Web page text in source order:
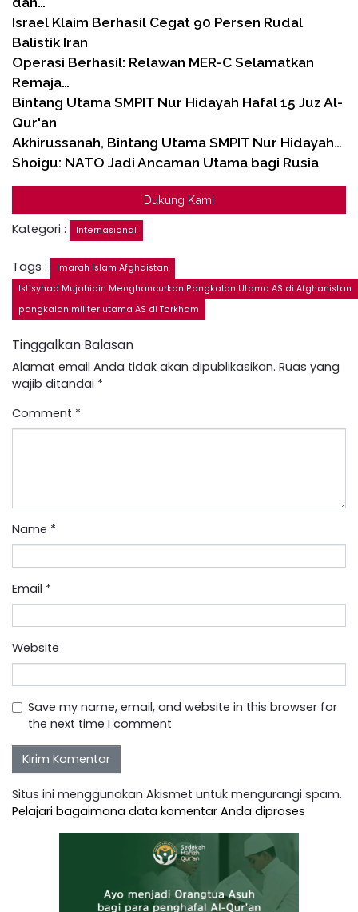
Israel Klaim Berhasil Cegat 90 Persen Rudal
Balistik Iran
Operasi Berhasil: Relawan MER-C Selamatkan
Remaja…
Bintang Utama SMPIT Nur Hidayah Hafal 15 Juz Al-
Qur'an
Akhirussanah, Bintang Utama SMPIT Nur Hidayah…
Shoigu: NATO Jadi Ancaman Utama bagi Rusia
Dukung Kami
Kategori : Internasional
Tags :
Imarah Islam Afghaistan
Istisyhad Mujahidin Menghancurkan Pangkalan Utama AS di Afghanistan
pangkalan militer utama AS di Torkham
Tinggalkan Balasan
Alamat email Anda tidak akan dipublikasikan. Ruas yang
wajib ditandai *
Comment *
Name *
Email *
Website
Save my name, email, and website in this browser for
the next time I comment
Situs ini menggunakan Akismet untuk mengurangi spam.
Pelajari bagaimana data komentar Anda diproses